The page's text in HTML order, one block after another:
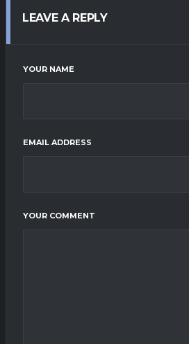
LEAVE A REPLY
YOUR NAME
EMAIL ADDRESS
YOUR COMMENT